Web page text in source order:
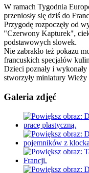
W ramach Tygodnia
przeniosły się dziś do
Przygodę rozpoczęły od
"Czerwony Kapturek",
podstawowych slowek.
Nie zabrakło też pokazu
francuskich specjałów
Dzieci poznały i
stworzyły miniatury
Galeria zdjęć